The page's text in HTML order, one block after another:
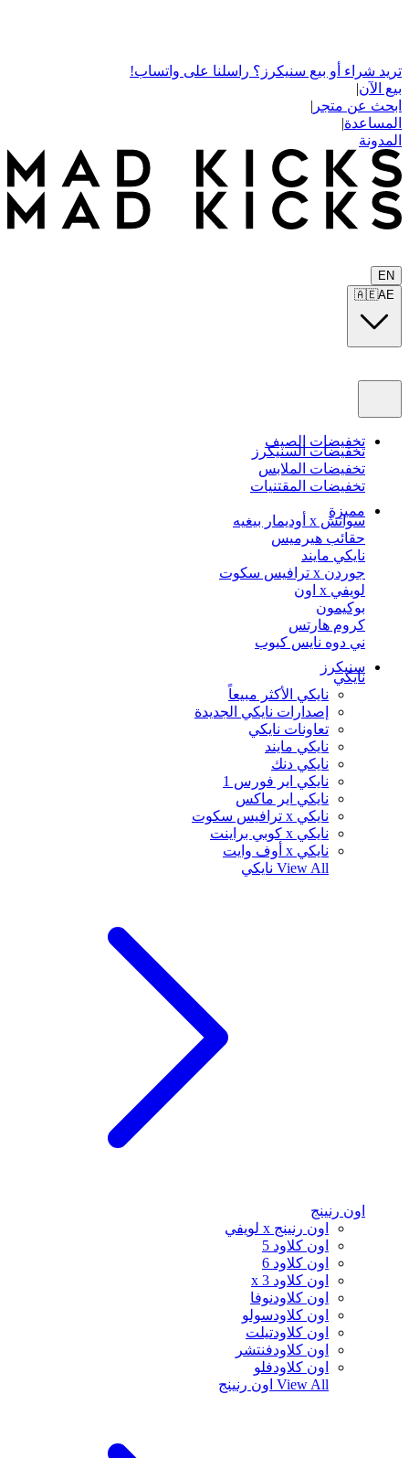
تريد شراء أو بيع سنيكرز؟ راسلنا على واتساب!
بيع الآن|
ابحث عن متجر |
المساعدة|
المدونة
EN
🇦🇪AE
تخفيضات الصيف
تخفيضات السنيكرز
تخفيضات الملابس
تخفيضات المقتنيات
مميزة
سواتش x أوديمار بيغيه
حقائب هيرميس
نايكي مايند
جوردن x ترافيس سكوت
لويفي x اون
بوكيمون
كروم هارتس
ني دوه نايس كيوب
سنيكرز
نايكي
نايكي الأكثر مبيعاً
إصدارات نايكي الجديدة
تعاونات نايكي
نايكي مايند
نايكي دنك
نايكي اير فورس 1
نايكي اير ماكس
نايكي x ترافيس سكوت
نايكي x كوبي براينت
نايكي x أوف وايت
View All نايكي
اون رنينج
اون رنينج x لويفي
اون كلاود 5
اون كلاود 6
اون كلاود x 3
اون كلاودنوفا
اون كلاودسولو
اون كلاودتيلت
اون كلاودفنتشر
اون كلاودفلو
View All اون رنينج